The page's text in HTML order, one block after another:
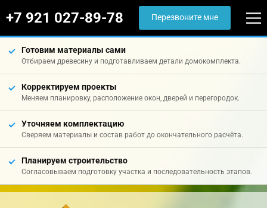
+7 921 027-89-78 Перезвоните мне
Готовим материалы сами
Отбираем древесину и подготавливаем детали домокомплекта.
Корректируем проекты
Меняем планировку, расположение окон, дверей и перегородок.
Уточняем комплектацию
Сверяем материалы и состав работ до окончательного расчёта.
Планируем строительство
Согласовываем подготовку участка и последовательность этапов.